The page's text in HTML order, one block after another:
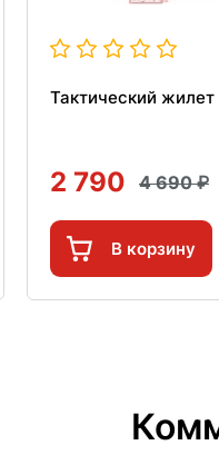
Тактический
2 790 4 690
В корзину